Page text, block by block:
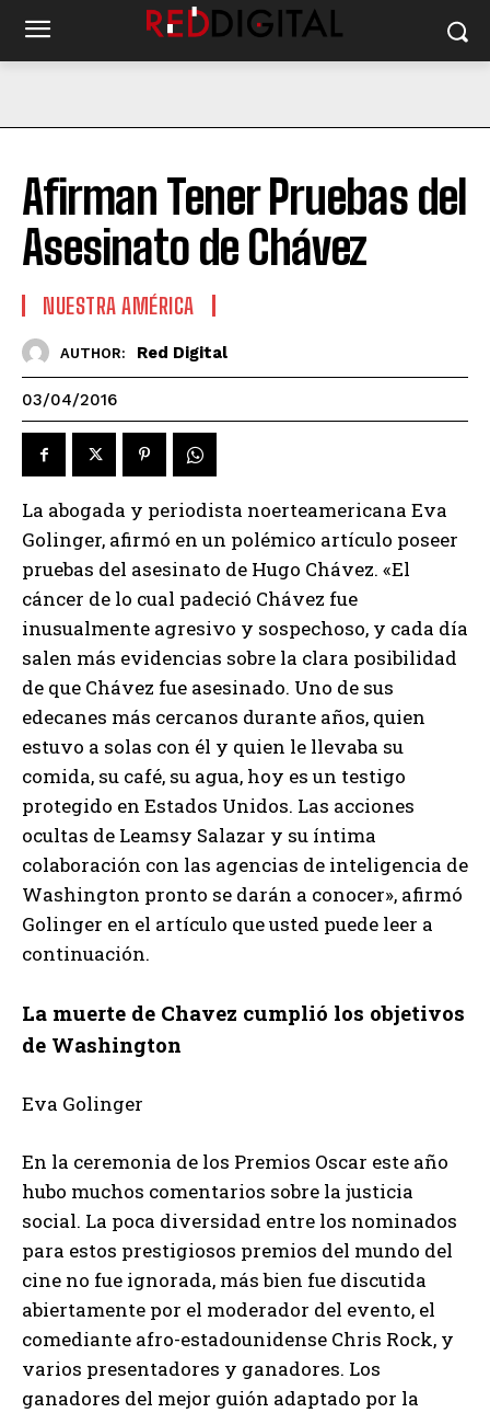
Afirman Tener Pruebas del
Asesinato de Chávez
NUESTRA AMÉRICA
AUTHOR: Red Digital
03/04/2016
La abogada y periodista noerteamericana Eva
Golinger, afirmó en un polémico artículo poseer
pruebas del asesinato de Hugo Chávez. «El
cáncer de lo cual padeció Chávez fue
inusualmente agresivo y sospechoso, y cada día
salen más evidencias sobre la clara posibilidad
de que Chávez fue asesinado. Uno de sus
edecanes más cercanos durante años, quien
estuvo a solas con él y quien le llevaba su
comida, su café, su agua, hoy es un testigo
protegido en Estados Unidos. Las acciones
ocultas de Leamsy Salazar y su íntima
colaboración con las agencias de inteligencia de
Washington pronto se darán a conocer», afirmó
Golinger en el artículo que usted puede leer a
continuación.
La muerte de Chavez cumplió los objetivos
de Washington
Eva Golinger
En la ceremonia de los Premios Oscar este año
hubo muchos comentarios sobre la justicia
social. La poca diversidad entre los nominados
para estos prestigiosos premios del mundo del
cine no fue ignorada, más bien fue discutida
abiertamente por el moderador del evento, el
comediante afro-estadounidense Chris Rock, y
varios presentadores y ganadores. Los
ganadores del mejor guión adaptado por la